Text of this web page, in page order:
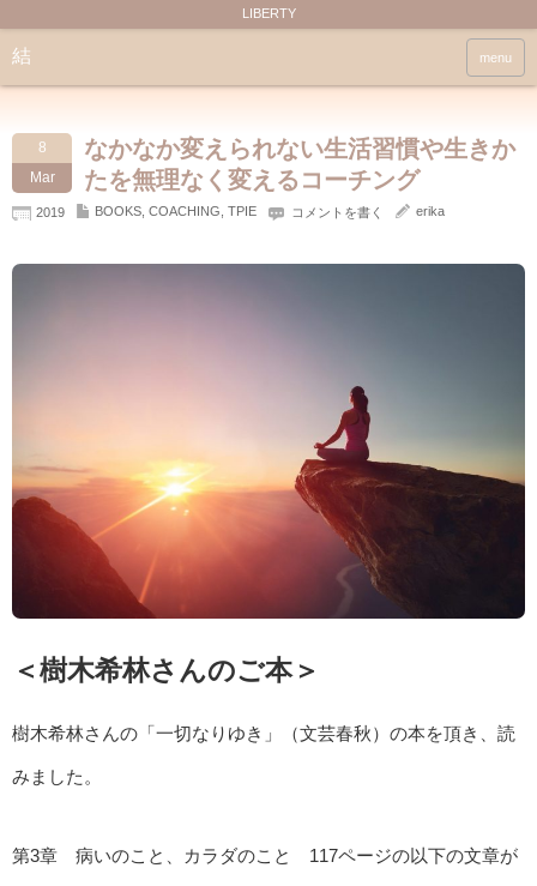
LIBERTY
結 menu
8
Mar
なかなか変えられない生活習慣や生きか
たを無理なく変えるコーチング
2019 BOOKS COACHING TPIE コメントを書く erika
＜樹木希林さんのご本＞
樹木希林さんの「一切なりゆき」（文芸春秋）の本を頂き、読
みました。
第3章 病いのこと、カラダのこと 117ページの以下の文章が